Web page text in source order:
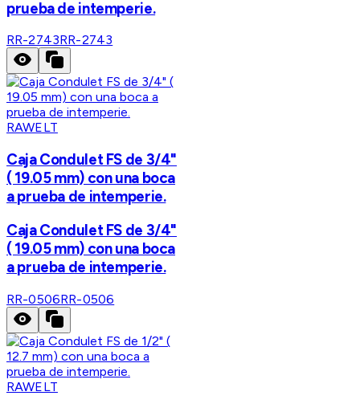
prueba de intemperie.
RR-2743RR-2743
RAWELT
Caja Condulet FS de 3/4"
( 19.05 mm) con una boca
a prueba de intemperie.
Caja Condulet FS de 3/4"
( 19.05 mm) con una boca
a prueba de intemperie.
RR-0506RR-0506
RAWELT